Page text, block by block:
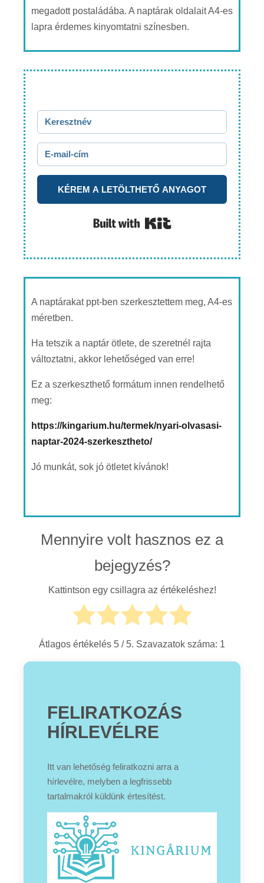
megadott postaládába. A naptárak oldalait A4-es
lapra érdemes kinyomtatni színesben.
KÉREM A LETÖLTHETŐ ANYAGOT
A naptárakat ppt-ben szerkesztettem meg, A4-es
méretben.
Ha tetszik a naptár ötlete, de szeretnél rajta
változtatni, akkor lehetőséged van erre!
Ez a szerkeszthető formátum innen rendelhető
meg:
https://kingarium.hu/termek/nyari-olvasasi-
naptar-2024-szerkesztheto/
Jó munkát, sok jó ötletet kívánok!
Mennyire volt hasznos ez a
bejegyzés?
Kattintson egy csillagra az értékeléshez!
Átlagos értékelés 5 / 5. Szavazatok száma: 1
FELIRATKOZÁS
HÍRLEVÉLRE
Itt van lehetőség feliratkozni arra a
hírlevélre, melyben a legfrissebb
tartalmakról küldünk értesítést.